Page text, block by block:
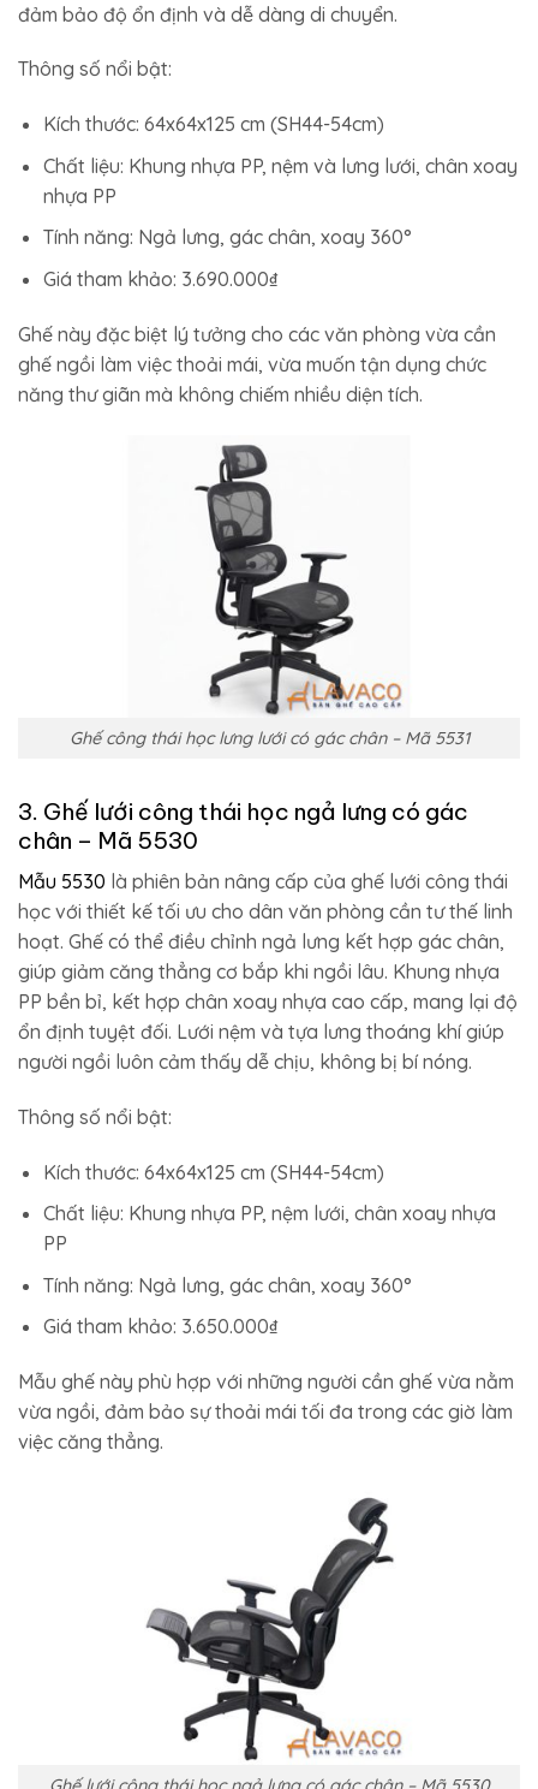
đảm bảo độ ổn định và dễ dàng di chuyển.
Thông số nổi bật:
Kích thước: 64x64x125 cm (SH44-54cm)
Chất liệu: Khung nhựa PP, nệm và lưng lưới, chân xoay
nhựa PP
Tính năng: Ngả lưng, gác chân, xoay 360°
Giá tham khảo: 3.690.000₫
Ghế này đặc biệt lý tưởng cho các văn phòng vừa cần
ghế ngồi làm việc thoải mái, vừa muốn tận dụng chức
năng thư giãn mà không chiếm nhiều diện tích.
Ghế công thái học lưng lưới có gác chân – Mã 5531
3. Ghế lưới công thái học ngả lưng có gác
chân – Mã 5530
Mẫu 5530 là phiên bản nâng cấp của ghế lưới công thái
học với thiết kế tối ưu cho dân văn phòng cần tư thế linh
hoạt. Ghế có thể điều chỉnh ngả lưng kết hợp gác chân,
giúp giảm căng thẳng cơ bắp khi ngồi lâu. Khung nhựa
PP bền bỉ, kết hợp chân xoay nhựa cao cấp, mang lại độ
ổn định tuyệt đối. Lưới nệm và tựa lưng thoáng khí giúp
người ngồi luôn cảm thấy dễ chịu, không bị bí nóng.
Thông số nổi bật:
Kích thước: 64x64x125 cm (SH44-54cm)
Chất liệu: Khung nhựa PP, nệm lưới, chân xoay nhựa
PP
Tính năng: Ngả lưng, gác chân, xoay 360°
Giá tham khảo: 3.650.000₫
Mẫu ghế này phù hợp với những người cần ghế vừa nằm
vừa ngồi, đảm bảo sự thoải mái tối đa trong các giờ làm
việc căng thẳng.